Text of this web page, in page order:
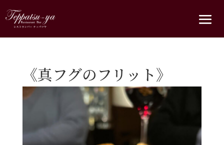
《真フグのフリット》